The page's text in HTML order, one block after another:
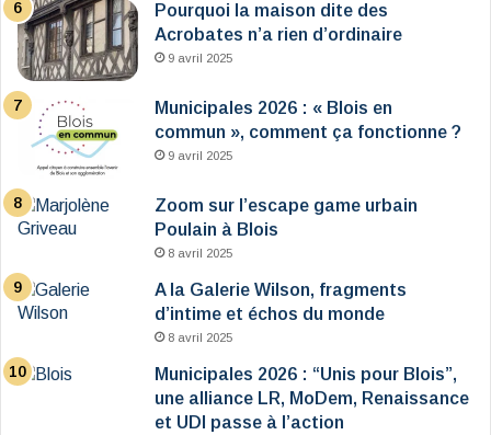
Pourquoi la maison dite des
Acrobates n’a rien d’ordinaire
9 avril 2025
Municipales 2026 : « Blois en
commun », comment ça fonctionne ?
9 avril 2025
Zoom sur l’escape game urbain
Poulain à Blois
8 avril 2025
A la Galerie Wilson, fragments
d’intime et échos du monde
8 avril 2025
Municipales 2026 : “Unis pour Blois”,
une alliance LR, MoDem, Renaissance
et UDI passe à l’action